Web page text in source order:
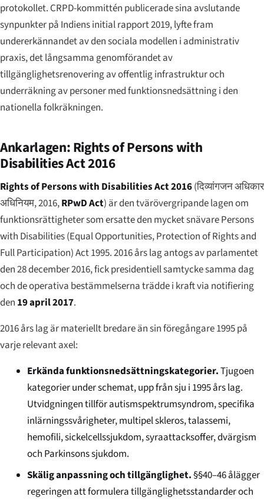
protokollet. CRPD-kommittén publicerade sina avslutande
synpunkter på Indiens initial rapport 2019, lyfte fram
undererkännandet av den sociala modellen i administrativ
praxis, det långsamma genomförandet av
tillgänglighetsrenovering av offentlig infrastruktur och
underräkning av personer med funktionsnedsättning i den
nationella folkräkningen.
Ankarlagen: Rights of Persons with
Disabilities Act 2016
Rights of Persons with Disabilities Act 2016(दिव्यांगजन अधिकार
अधिनियम, 2016,RPwD Act) är den tvärövergripande lagen om
funktionsrättigheter som ersatte den mycket snävare Persons
with Disabilities (Equal Opportunities, Protection of Rights and
Full Participation) Act 1995. 2016 års lag antogs av parlamentet
den 28 december 2016, fick presidentiell samtycke samma dag
och de operativa bestämmelserna trädde i kraft via notifiering
den 19 april 2017.
2016 års lag är materiellt bredare än sin föregångare 1995 på
varje relevant axel:
Erkända funktionsnedsättningskategorier.Tjugoen
kategorier under schemat, upp från sju i 1995 års lag.
Utvidgningen tillför autismspektrumsyndrom, specifika
inlärningssvårigheter, multipel skleros, talassemi,
hemofili, sickelcellssjukdom, syraattacksoffer, dvärgism
och Parkinsons sjukdom.
Skälig anpassning och tillgänglighet.§§40–46 ålägger
regeringen att formulera tillgänglighetsstandarder och